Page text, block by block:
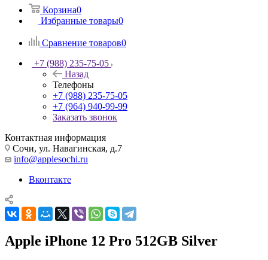
Корзина0
Избранные товары0
Сравнение товаров0
+7 (988) 235-75-05
Назад
Телефоны
+7 (988) 235-75-05
+7 (964) 940-99-99
Заказать звонок
Контактная информация
Сочи, ул. Навагинская, д.7
info@applesochi.ru
Вконтакте
Apple iPhone 12 Pro 512GB Silver